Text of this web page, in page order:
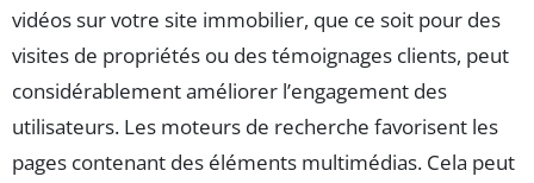
vidéos sur votre site immobilier, que ce soit pour des
visites de propriétés ou des témoignages clients, peut
considérablement améliorer l’engagement des
utilisateurs. Les moteurs de recherche favorisent les
pages contenant des éléments multimédias. Cela peut